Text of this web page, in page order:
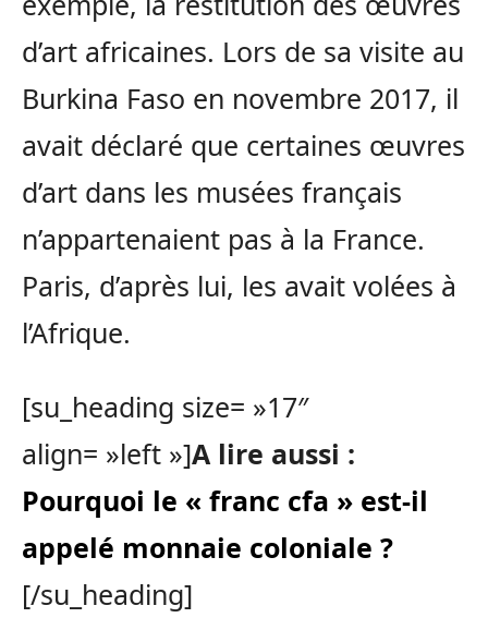
d’art africaines. Lors de sa visite au
Burkina Faso en novembre 2017, il
avait déclaré que certaines œuvres
d’art dans les musées français
n’appartenaient pas à la France.
Paris, d’après lui, les avait volées à
l’Afrique.
[su_heading size= »17″
align= »left »]A lire aussi :
Pourquoi le « franc cfa » est-il
appelé monnaie coloniale ?
[/su_heading]